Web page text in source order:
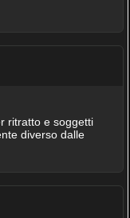
ritratto e soggetti
diverso dalle